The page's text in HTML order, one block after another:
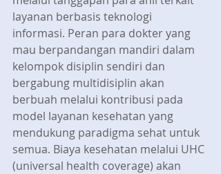
layanan berbasis teknologi
informasi. Peran para dokter yang
mau berpandangan mandiri dalam
kelompok disiplin sendiri dan
bergabung multidisiplin akan
berbuah melalui kontribusi pada
model layanan kesehatan yang
mendukung paradigma sehat untuk
semua. Biaya kesehatan melalui UHC
(universal health coverage) akan